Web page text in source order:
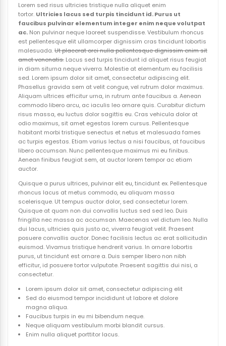
Lorem sed risus ultricies tristique nulla aliquet enim
tortor. Ultricies lacus sed turpis tincidunt id. Purus ut
faucibus pulvinar elementum integer enim neque volutpat
ac.Non pulvinar neque laoreet suspendisse. Vestibulum rhoncus
est pellentesque elit ullamcorper dignissim cras tincidunt lobortis
malesuada.Ut placerat orci nulla pellentesque dignissim enim sit
amet venenatis.Lacus sed turpis tincidunt id aliquet risus feugiat
in diam siturna neque viverra. Molestie at elementum eu facilisis
sed. Lorem ipsum dolor sit amet, consectetur adipiscing elit.
Phasellus gravida sem at velit congue, vel rutrum dolor maximus.
Aliquam ultrices efficitur urna, in rutrum ante faucibus a. Aenean
commodo libero arcu, ac iaculis leo ornare quis. Curabitur dictum
risus massa, eu luctus dolor sagittis eu. Cras vehicula dolor at
odio maximus, sit amet egestas lorem cursus. Pellentesque
habitant morbi tristique senectus et netus et malesuada fames
ac turpis egestas. Etiam varius lectus a nisi faucibus, at faucibus
libero accumsan. Nunc pellentesque maximus mi eu finibus.
Aenean finibus feugiat sem, at auctor lorem tempor ac etiam
auctor.
Quisque a purus ultrices, pulvinar elit eu, tincidunt ex. Pellentesque
rhoncus lacus at metus commodo, eu aliquam massa
scelerisque. Ut tempus auctor dolor, sed consectetur lorem.
Quisque at quam non dui convallis luctus sed sed leo. Duis
fringilla nec massa ac accumsan. Maecenas vel dictum leo. Nulla
dui lacus, ultricies quis justo ac, viverra feugiat velit. Praesent
posuere convallis auctor. Donec facilisis lectus ac erat sollicitudin
euismod. Vivamus tristique hendrerit varius. In ornare lobortis
purus, ut tincidunt est ornare a. Duis semper libero non nibh
efficitur, id posuere tortor vulputate. Praesent sagittis dui nisi, a
consectetur.
Lorem ipsum dolor sit amet, consectetur adipiscing elit
Sed do eiusmod tempor incididunt ut labore et dolore
magna aliqua.
Faucibus turpis in eu mi bibendum neque.
Neque aliquam vestibulum morbi blandit cursus.
Enim nulla aliquet porttitor lacus.